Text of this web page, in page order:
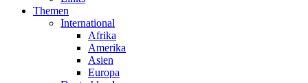
Themen
International
Afrika
Amerika
Asien
Europa